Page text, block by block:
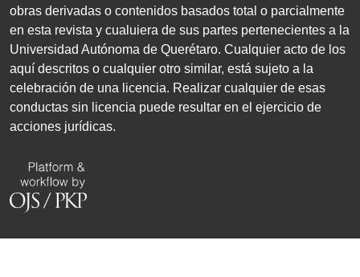
obras derivadas o contenidos basados total o parcialmente
en esta revista y cualuiera de sus partes pertenecientes a la
Universidad Autónoma de Querétaro. Cualquier acto de los
aquí descritos o cualquier otro similar, está sujeto a la
celebración de una licencia. Realizar cualquier de esas
conductas sin licencia puede resultar en el ejercicio de
acciones jurídicas.